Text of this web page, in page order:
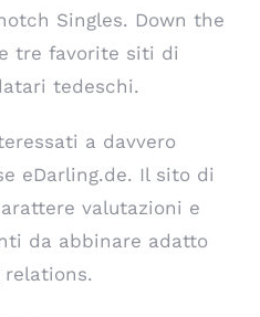
Singles. Down the
tre favorite siti di
tedeschi.
a davvero
eDarling.de. Il sito di
valutazioni e
da abbinare adatto